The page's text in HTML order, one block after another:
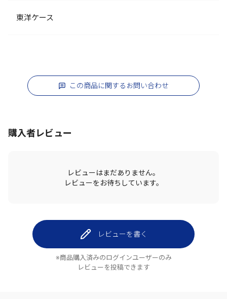
東洋ケース
この商品に関するお問い合わせ
購入者レビュー
レビューはまだありません。
レビューをお待ちしています。
レビューを書く
※商品購入済みのログインユーザーのみ
レビューを投稿できます